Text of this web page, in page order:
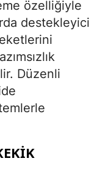
özelliğiyle
destekleyici
Düzenli